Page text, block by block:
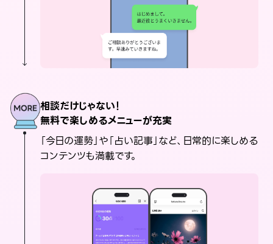
相談だけじゃない！
無料で楽しめるメニューが充実
「今日の運勢」や「占い記事」など、日常的に楽しめる
コンテンツも満載です。